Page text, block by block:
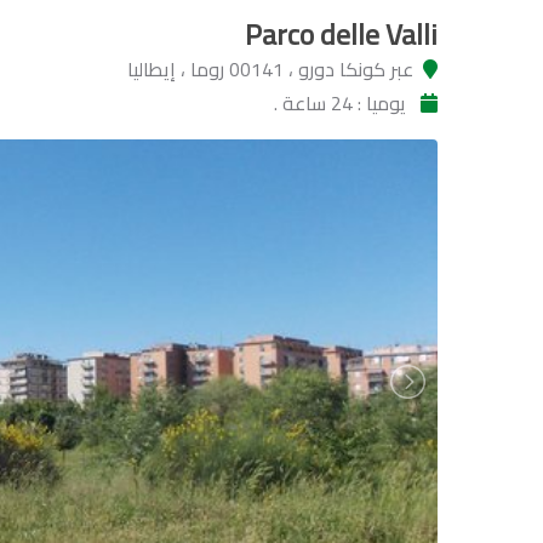
Parco delle Valli
عبر كونكا دورو ، 00141 روما ، إيطاليا
يوميا : 24 ساعة .